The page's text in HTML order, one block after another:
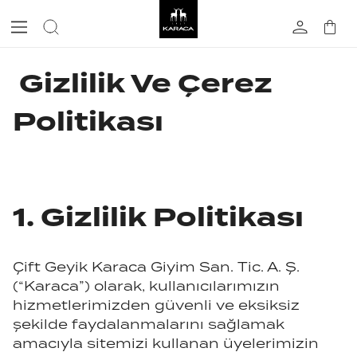
Gizlilik Ve Çerez
Politikası
1. Gizlilik Politikası
Çift Geyik Karaca Giyim San. Tic. A. Ş.
(“Karaca”) olarak, kullanıcılarımızın
hizmetlerimizden güvenli ve eksiksiz
şekilde faydalanmalarını sağlamak
amacıyla sitemizi kullanan üyelerimizin